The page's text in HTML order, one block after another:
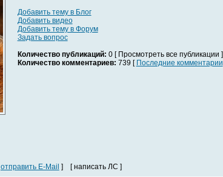
Добавить тему в Блог
Добавить видео
Добавить тему в Форум
Задать вопрос
Количество публикаций: 0 [ Просмотреть все публикации ]
Количество комментариев: 739 [ Последние комментарии
отправить E-Mail ] [ написать ЛС ]